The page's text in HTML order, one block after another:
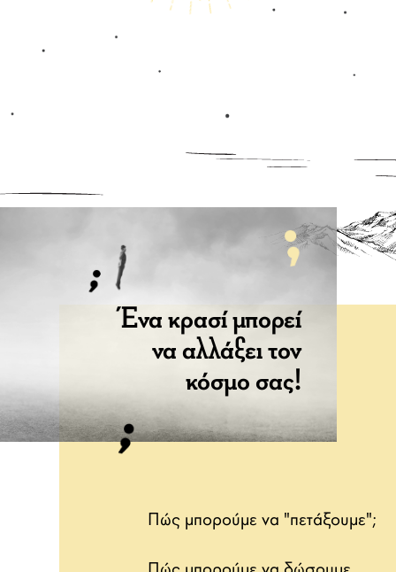
Ένα κρασί μπορεί
να αλλάξει τον
κόσμο σας!
Πώς μπορούμε να "πετάξουμε";